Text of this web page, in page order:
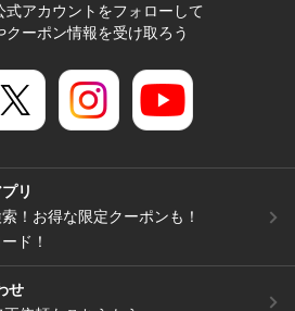
式アカウントをフォローして
クーポン情報を受け取ろう
リ
！お得な限定クーポンも！
ド！
せ